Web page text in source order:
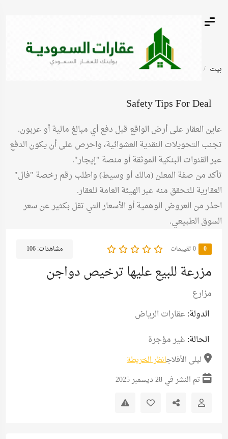
بيت أعلانات مبوبة مزرعة للبيع عليها ترخيص دواجن
0 ‫0 تقييمات مشاهدات:106
مزرعة للبيع عليها ترخيص دواجن
مزارع
الدولة: عقارات الرياض
الحالة: غير مؤجرة
ليلى الأفلاجانظر الخريطة
تم النشر في 28 ديسمبر 2025
Safety Tips For Deal
عاين العقار على أرض الواقع قبل دفع أي مبالغ مالية أو عربون.
تجنب التحويلات النقدية العشوائية، واحرص على أن يكون الدفع
عبر القنوات البنكية الموثقة أو منصة "إيجار".
تأكد من صفة المعلن (مالك أو وسيط) واطلب رقم رخصة "فال"
العقارية للتحقق منه عبر الهيئة العامة للعقار.
احذر من العروض الوهمية أو الأسعار التي تقل بكثير عن سعر
السوق الطبيعي.